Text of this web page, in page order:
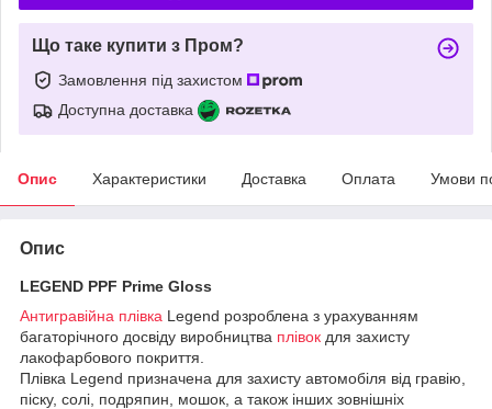
Що таке купити з Пром?
Замовлення під захистом
Доступна доставка
Опис Характеристики Доставка Оплата Умови
Опис
LEGEND PPF Prime Gloss
Антигравійна плівка Legend розроблена з урахуванням
багаторічного досвіду виробництва плівок для захисту
лакофарбового покриття.
Плівка Legend призначена для захисту автомобіля від гравію,
піску, солі, подряпин, мошок, а також інших зовнішніх